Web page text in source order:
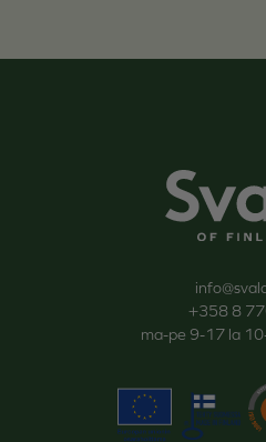
+358 8
ma-pe 9-17 la